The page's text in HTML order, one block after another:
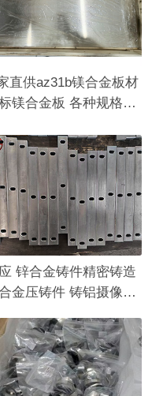
直供az31b镁合金板材
镁合金板 各种规格可
锌合金铸件精密铸造
金压铸件 铸铝摄像机